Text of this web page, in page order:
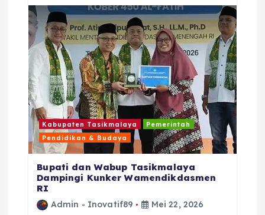
o
k
p
Kabupaten Tasikmalaya
Pemerintah
Pendidikan & Budaya
Bupati dan Wabup Tasikmalaya
Dampingi Kunker Wamendikdasmen
RI
Admin - Inovatif89
Mei 22, 2026